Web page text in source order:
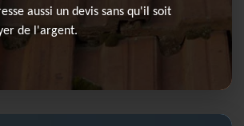
aussi un devis sans qu'il soit
de l'argent.